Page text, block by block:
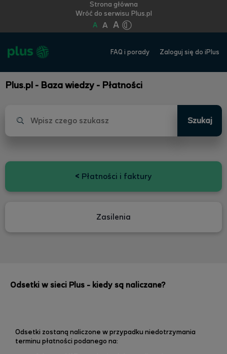
Strona główna
Wróć do serwisu Plus.pl
A A A
FAQ i porady Zaloguj się do iPlus
Plus.pl - Baza wiedzy - Płatności
Szukaj
< Płatności i faktury
Zasilenia
Odsetki w sieci Plus - kiedy są naliczane?
Odsetki zostaną naliczone w przypadku niedotrzymania
terminu płatności podanego na: